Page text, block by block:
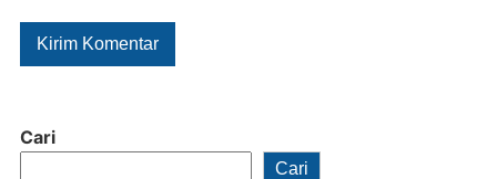
Cari
Cari